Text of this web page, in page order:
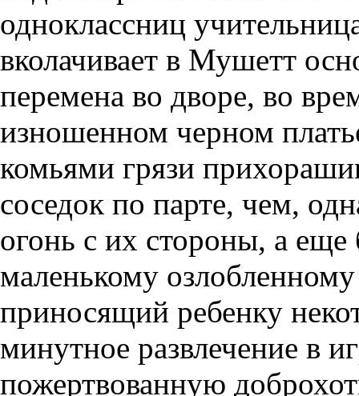
одноклассниц
вколачивает в Мушетт
перемена во дворе, во
изношенном черном
комьями грязи
соседок по парте, чем,
огонь с их стороны, а
маленькому
приносящий ребенку
минутное развлечение в
пожертвованную